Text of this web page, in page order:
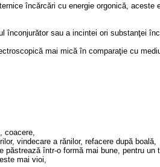
încărcări cu energie orgonică, aceste
înconjurător sau a incintei ori substanţei
mai mică în comparaţie cu
coacere,
vindecare a rănilor, refacere după boală,
într-o formă mai bune, pentru un
mai vioi,